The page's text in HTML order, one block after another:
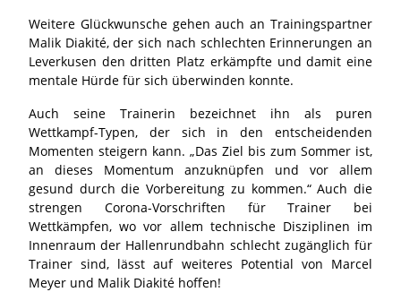
Weitere Glückwunsche gehen auch an Trainingspartner
Malik Diakité, der sich nach schlechten Erinnerungen an
Leverkusen den dritten Platz erkämpfte und damit eine
mentale Hürde für sich überwinden konnte.
Auch seine Trainerin bezeichnet ihn als puren
Wettkampf-Typen, der sich in den entscheidenden
Momenten steigern kann. „Das Ziel bis zum Sommer ist,
an dieses Momentum anzuknüpfen und vor allem
gesund durch die Vorbereitung zu kommen.“ Auch die
strengen Corona-Vorschriften für Trainer bei
Wettkämpfen, wo vor allem technische Disziplinen im
Innenraum der Hallenrundbahn schlecht zugänglich für
Trainer sind, lässt auf weiteres Potential von Marcel
Meyer und Malik Diakité hoffen!